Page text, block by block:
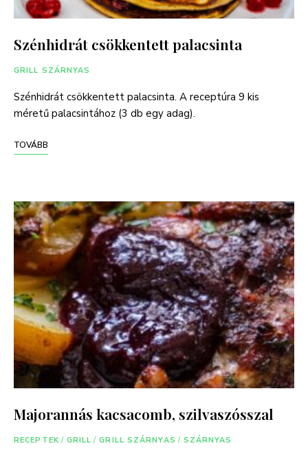
Szénhidrát csökkentett palacsinta
GRILL SZÁRNYAS
Szénhidrát csökkentett palacsinta. A receptúra 9 kis
méretű palacsintához (3 db egy adag).
TOVÁBB
Majorannás kacsacomb, szilvaszósszal
RECEPTEK / GRILL / GRILL SZÁRNYAS / SZÁRNYAS